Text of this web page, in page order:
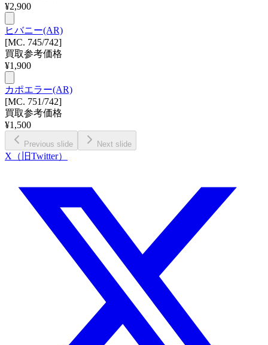
¥2,900
ヒバニー(AR)
[MC. 745/742]
買取参考価格
¥1,900
カポエラー(AR)
[MC. 751/742]
買取参考価格
¥1,500
Previous slide Next slide
X（旧Twitter）